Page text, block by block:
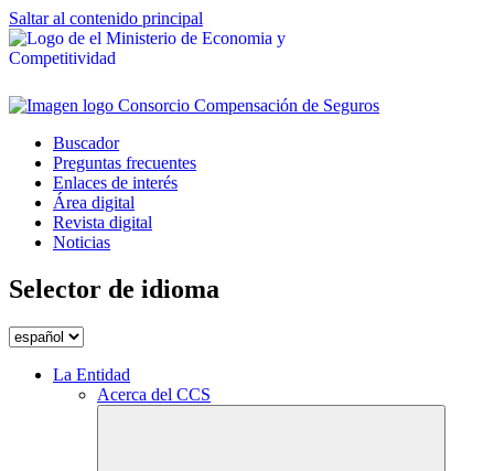
Saltar al contenido principal
Buscador
Preguntas frecuentes
Enlaces de interés
Área digital
Revista digital
Noticias
Selector de idioma
La Entidad
Acerca del CCS